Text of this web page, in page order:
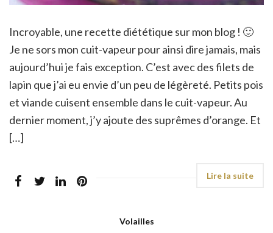
Incroyable, une recette diététique sur mon blog ! 🙂
Je ne sors mon cuit-vapeur pour ainsi dire jamais, mais
aujourd’hui je fais exception. C’est avec des filets de
lapin que j’ai eu envie d’un peu de légèreté. Petits pois
et viande cuisent ensemble dans le cuit-vapeur. Au
dernier moment, j’y ajoute des suprêmes d’orange. Et
[…]
Volailles